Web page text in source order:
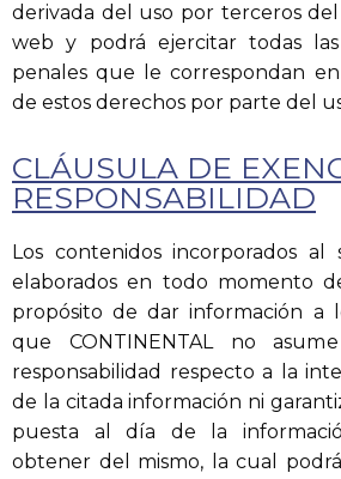
derivada del uso por terceros
web y podrá ejercitar todas las
penales que le correspondan
de estos derechos por parte del
CLÁUSULA DE
RESPONSABILIDAD
Los contenidos incorporados al
elaborados en todo momento
propósito de dar información a
que CONTINENTAL no
responsabilidad respecto a la
de la citada información ni
puesta al día de la
obtener del mismo, la cual